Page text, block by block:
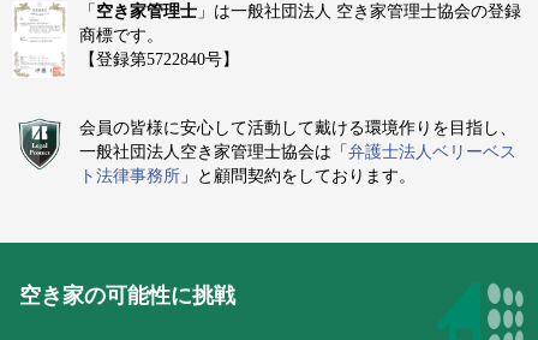
「 空き家管理士 」は一般社団法人 空き家管理士協会の登録
商標です。
【登録第5722840号】
会員の皆様に安心して活動して戴ける環境作りを目指し、
一般社団法人空き家管理士協会は「弁護士法人ベリーベス
ト法律事務所 」と顧問契約をしております。
空き家の可能性に挑戦